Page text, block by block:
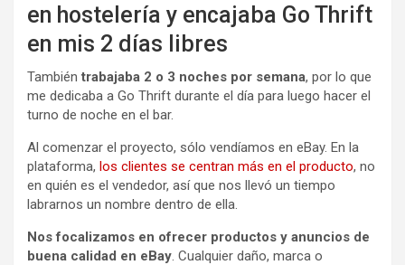
en hostelería y encajaba Go Thrift
en mis 2 días libres
Tambiéntrabajaba 2 o 3 noches por semana, por lo que
me dedicaba a Go Thrift durante el día para luego hacer el
turno de noche en el bar.
Al comenzar el proyecto, sólo vendíamos en eBay. En la
plataforma, los clientes se centran más en el producto, no
en quién es el vendedor, así que nos llevó un tiempo
labrarnos un nombre dentro de ella.
Nos focalizamos en ofrecer productos y anuncios de
buena calidad en eBay. Cualquier daño, marca o